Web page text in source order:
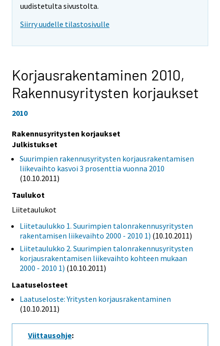
uudistetulta sivustolta.
Siirry uudelle tilastosivulle
Korjausrakentaminen 2010,
Rakennusyritysten korjaukset
2010
Rakennusyritysten korjaukset
Julkistukset
Suurimpien rakennusyritysten korjausrakentamisen
liikevaihto kasvoi 3 prosenttia vuonna 2010
(10.10.2011)
Taulukot
Liitetaulukot
Liitetaulukko 1. Suurimpien talonrakennusyritysten
rakentamisen liikevaihto 2000 - 2010 1) (10.10.2011)
Liitetaulukko 2. Suurimpien talonrakennusyritysten
korjausrakentamisen liikevaihto kohteen mukaan
2000 - 2010 1) (10.10.2011)
Laatuselosteet
Laatuseloste: Yritysten korjausrakentaminen
(10.10.2011)
Viittausohje: